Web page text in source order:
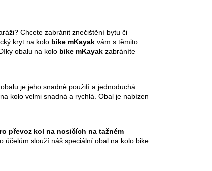
Chcete zabránit znečištění bytu či
kryt na kolo bike mKayak vám s těmito
obalu na kolo bike mKayak zabráníte
je jeho snadné použití a jednoduchá
kolo velmi snadná a rychlá. Obal je nabízen
převoz kol na nosičích na tažném
účelům slouží náš speciální obal na kolo bike